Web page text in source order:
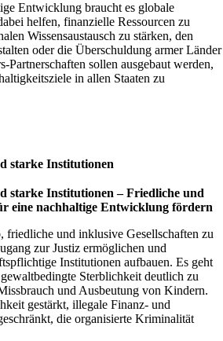
Entwicklung braucht es globale
helfen, finanzielle Ressourcen zu
Wissensaustausch zu stärken, den
oder die Überschuldung armer Länder
sollen ausgebaut werden,
in allen Staaten zu
starke Institutionen
starke Institutionen – Fried­li­che und
eine nach­hal­tige Ent­wick­lung för­dern
friedliche und inklusive Gesellschaften zu
zur Justiz ermöglichen und
Institutionen aufbauen. Es geht
Sterblichkeit deutlich zu
und Ausbeutung von Kindern.
gestärkt, illegale Finanz- und
die organisierte Kriminalität